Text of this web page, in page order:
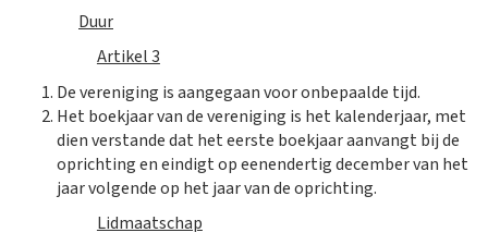
Duur
Artikel 3
De vereniging is aangegaan voor onbepaalde tijd.
Het boekjaar van de vereniging is het kalenderjaar, met
dien verstande dat het eerste boekjaar aanvangt bij de
oprichting en eindigt op eenendertig december van het
jaar volgende op het jaar van de oprichting.
Lidmaatschap